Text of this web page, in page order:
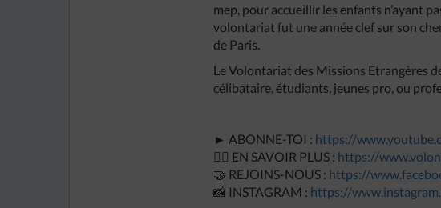
mep, pour accueillir les enfants n’ayant
volontariat fut une année clef sur son
de Paris.
Le Volontariat des Missions Etrangères
célibataire, étudiants, jeunes pro, ou
► ABONNE-TOI : https://
🙋‍♂️ EN SAVOIR PLUS : https://
🤝 REJOINS-NOUS : https://
📸 INSTAGRAM : https://